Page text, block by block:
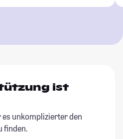
ist
unkomplizierter den
finden.